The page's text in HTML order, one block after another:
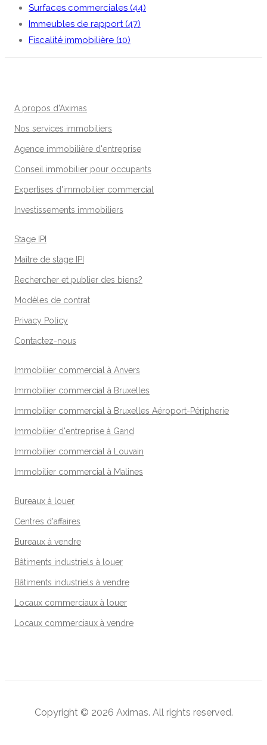
Surfaces commerciales (44)
Immeubles de rapport (47)
Fiscalité immobilière (10)
A propos d'Aximas
Nos services immobiliers
Agence immobilière d'entreprise
Conseil immobilier pour occupants
Expertises d'immobilier commercial
Investissements immobiliers
Stage IPI
Maître de stage IPI
Rechercher et publier des biens?
Modèles de contrat
Privacy Policy
Contactez-nous
Immobilier commercial à Anvers
Immobilier commercial à Bruxelles
Immobilier commercial à Bruxelles Aéroport-Péripherie
Immobilier d'entreprise à Gand
Immobilier commercial à Louvain
Immobilier commercial à Malines
Bureaux à louer
Centres d'affaires
Bureaux à vendre
Bâtiments industriels à louer
Bâtiments industriels à vendre
Locaux commerciaux à louer
Locaux commerciaux à vendre
Copyright © 2026 Aximas. All rights reserved.